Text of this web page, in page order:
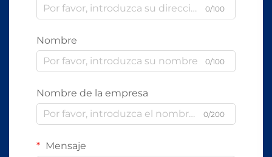
0/100
Nombre
0/100
Nombre de la empresa
0/200
Mensaje